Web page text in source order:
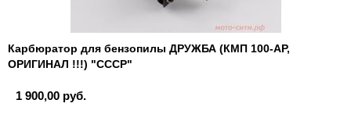
Карбюратор для бензопилы ДРУЖБА (КМП 100-АР,
ОРИГИНАЛ !!!) "СССР"
1 900,00 руб.